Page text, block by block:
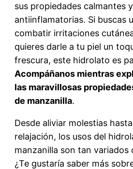
sus propiedades calmantes y
antiinflamatorias. Si buscas
combatir irritaciones
quieres darle a tu piel un
frescura, este hidrolato es
Acompáñanos mientras
las maravillosas
de manzanilla.
Desde aliviar molestias
relajación, los usos del
manzanilla son tan variados
¿Te gustaría saber más